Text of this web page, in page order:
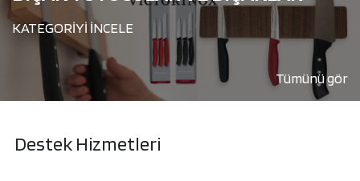
KATEGORİYİ İNCELE
Tümünü gör
Destek Hizmetleri